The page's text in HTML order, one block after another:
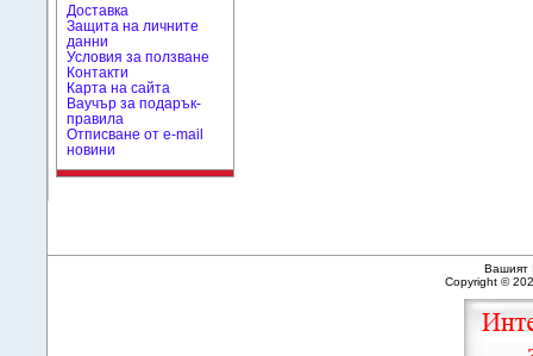
Доставка
Защита на личните
данни
Условия за ползване
Контакти
Карта на сайта
Ваучър за подарък-
правила
Отписване от e-mail
новини
Вашият
Copyright ©